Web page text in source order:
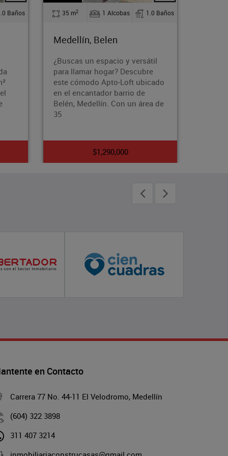
1.0 Baños
ubicado
área de
90 m2 3 Alcobas 2.0 Baños
Medellín, Almeria
¿Buscas un hogar que te brinde
comodidad, estilo y acceso a
una vida activa y saludable?
Entonces, este apartamento
amoblado en el exclusivo barrio
$6,000,000
en Contacto
Carrera 77 No. 44-11 El Velodromo, Medellín
(604) 322 3898
311 407 3214